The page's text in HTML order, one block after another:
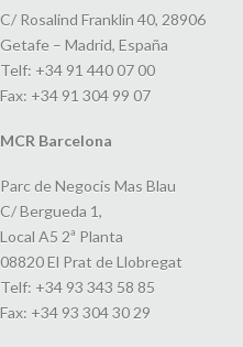
C/ Rosalind Franklin 40, 28906
Getafe – Madrid, España
Telf: +34 91 440 07 00
Fax: +34 91 304 99 07
MCR Barcelona
Parc de Negocis Mas Blau
C/ Bergueda 1,
Local A5 2ª Planta
08820 El Prat de Llobregat
Telf: +34 93 343 58 85
Fax: +34 93 304 30 29